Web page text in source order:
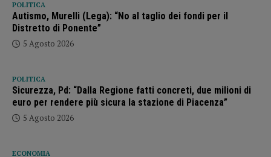
POLITICA
Autismo, Murelli (Lega): “No al taglio dei fondi per il
Distretto di Ponente”
5 Agosto 2026
POLITICA
Sicurezza, Pd: “Dalla Regione fatti concreti, due milioni di
euro per rendere più sicura la stazione di Piacenza”
5 Agosto 2026
ECONOMIA